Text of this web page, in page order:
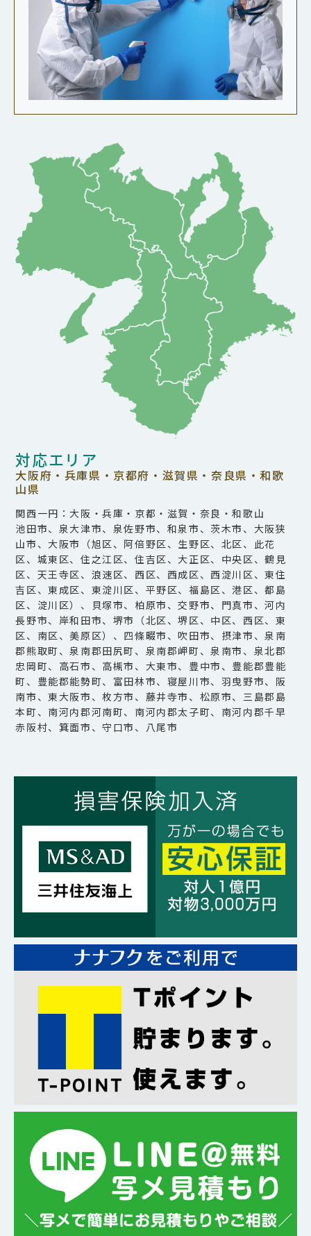
対応エリア
大阪府・兵庫県・京都府・滋賀県・奈良県・和歌
山県
関西一円：大阪・兵庫・京都・滋賀・奈良・和歌山
池田市、泉大津市、泉佐野市、和泉市、茨木市、大阪狭
山市、大阪市（旭区、阿倍野区、生野区、北区、此花
区、城東区、住之江区、住吉区、大正区、中央区、鶴見
区、天王寺区、浪速区、西区、西成区、西淀川区、東住
吉区、東成区、東淀川区、平野区、福島区、港区、都島
区、淀川区）、貝塚市、柏原市、交野市、門真市、河内
長野市、岸和田市、堺市（北区、堺区、中区、西区、東
区、南区、美原区）、四條畷市、吹田市、摂津市、泉南
郡熊取町、泉南郡田尻町、泉南郡岬町、泉南市、泉北郡
忠岡町、高石市、高槻市、大東市、豊中市、豊能郡豊能
町、豊能郡能勢町、富田林市、寝屋川市、羽曳野市、阪
南市、東大阪市、枚方市、藤井寺市、松原市、三島郡島
本町、南河内郡河南町、南河内郡太子町、南河内郡千早
赤阪村、箕面市、守口市、八尾市